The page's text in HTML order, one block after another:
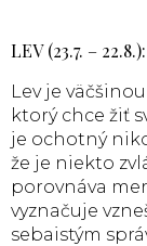
LEV (23.7. – 22.8.):
Lev je
ktorý chce žiť
je ochotný
že je niekto
porovnáva
vyznačuje
sebaistým